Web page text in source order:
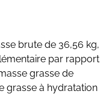
brute de 36,56 kg,
par rapport
grasse de
grasse à hydratation